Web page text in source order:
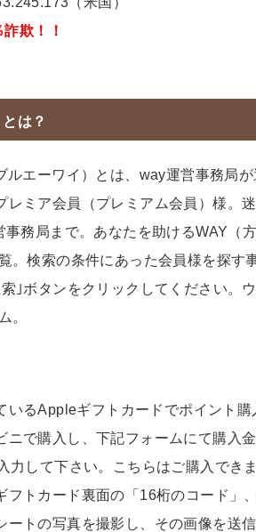
欺！！
は？
ルエーワイ）とは、way運営事務局
レミア会員（プレミアム会員）様。
務局まで。あなたを助けるWAY（
。検索の条件にあった会員様を探す
｣ボタンをクリックしてください。
。
いるAppleギフトカードでポイント
ニで購入し、下記フォームにて購入
力して下さい。こちらはご購入でき
フトカード裏面の「16桁のコード」
ートの写真を撮影し、その画像を送信